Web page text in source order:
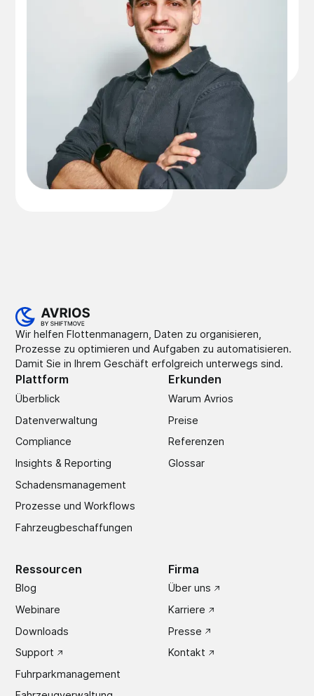
Wir helfen Flottenmanagern, Daten zu organisieren,
Prozesse zu optimieren und Aufgaben zu automatisieren.
Damit Sie in Ihrem Geschäft erfolgreich unterwegs sind.
Plattform
Überblick
Datenverwaltung
Compliance
Insights & Reporting
Schadens­management
Prozesse und Workflows
Fahrzeugbeschaffungen
Erkunden
Warum Avrios
Preise
Referenzen
Glossar
Ressourcen
Blog
Webinare
Downloads
Support
Fuhrparkmanagement
Firma
Über uns
Karriere
Presse
Kontakt